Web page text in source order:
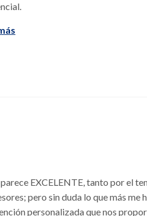
EXCELENTE, tanto por el
pero sin duda lo que más me
personalizada que nos